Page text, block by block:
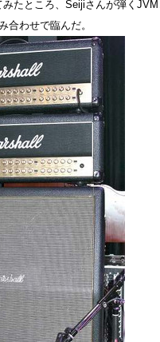
たところ、Seijiさんが弾く
合わせで臨んだ。